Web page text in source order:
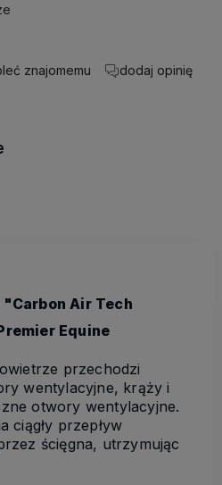
znajomemu dodaj opinię
"Carbon Air Tech
Equine
przechodzi
wentylacyjne, krąży i
otwory wentylacyjne.
ciągły przepływ
ścięgna, utrzymując